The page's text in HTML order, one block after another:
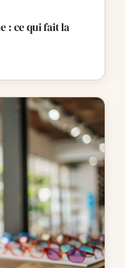
: ce qui fait la